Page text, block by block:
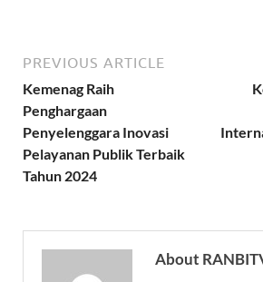
PREVIOUS ARTICLE
Kemenag Raih
Penghargaan
Penyelenggara Inovasi
Pelayanan Publik Terbaik
Tahun 2024
About